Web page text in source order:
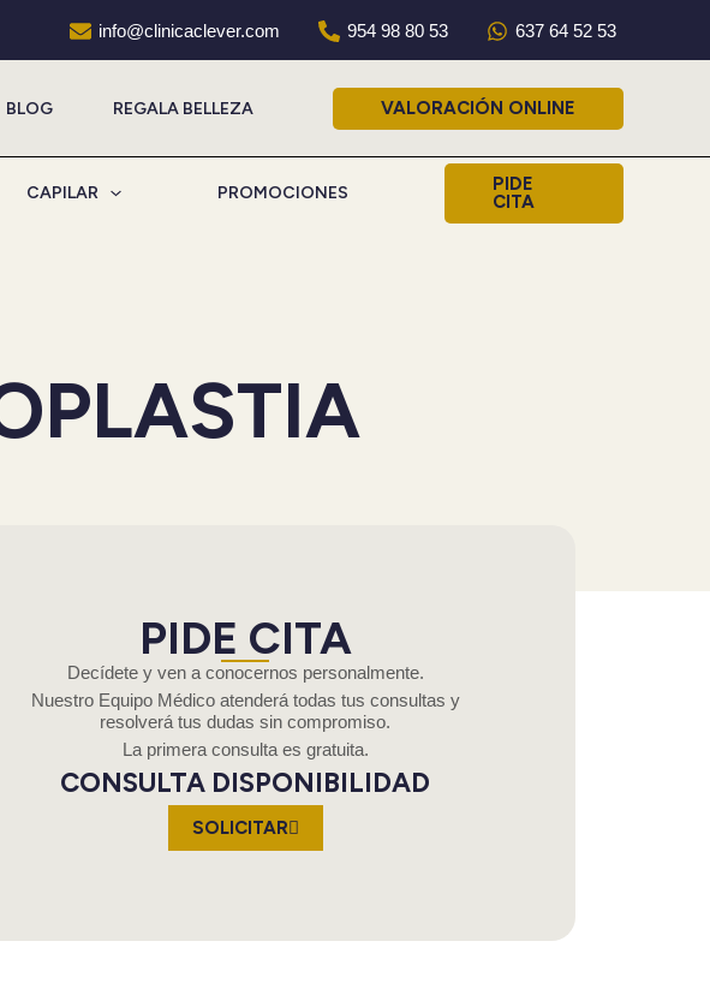
info@clinicaclever.com 954 98 80 53 637 64 52 53
BLOG REGALA BELLEZA VALORACIÓN ONLINE
CAPILAR PROMOCIONES
PIDE
CITA
PIDE CITA
Decídete y ven a conocernos personalmente.
Nuestro Equipo Médico atenderá todas tus consultas y
resolverá tus dudas sin compromiso.
La primera consulta es gratuita.
CONSULTA DISPONIBILIDAD
SOLICITAR